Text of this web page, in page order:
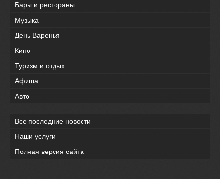
Бары и рестораны
Музыка
День Варенья
Кино
Туризм и отдых
Афиша
Авто
Все последние новости
Наши услуги
Полная версия сайта